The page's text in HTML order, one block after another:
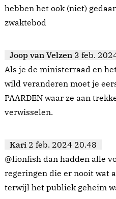
hebben het ook (niet)
zwaktebod
Joop van Velzen 3 feb.
Als je de ministerraad en
wild veranderen moet je
PAARDEN waar ze aan
verwisselen.
Kari 2 feb. 2024 20.48
@lionfish dan hadden alle
regeringen die er nooit wat
terwijl het publiek geheim